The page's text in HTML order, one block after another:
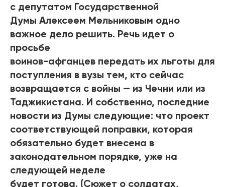
с депутатом Государственной
Думы Алексеем Мельниковым одно
важное дело решить. Речь идет о
просьбе
воинов-афганцев передать их льготы для
поступления в вузы тем, кто сейчас
возвращается с войны — из Чечни или из
Таджикистана. И собственно, последние
новости из Думы следующие: что проект
соответствующей поправки, которая
обязательно будет внесена в
законодательном порядке, уже на
следующей неделе
будет готова. (Сюжет о солдатах,